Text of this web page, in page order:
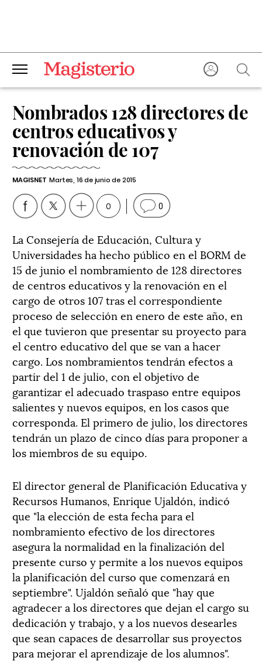
Nombrados 128 directores de
centros educativos y
renovación de 107
MAGISNET Martes, 16 de junio de 2015
0 0
La Consejería de Educación, Cultura y
Universidades ha hecho público en el BORM de
15 de junio el nombramiento de 128 directores
de centros educativos y la renovación en el
cargo de otros 107 tras el correspondiente
proceso de selección en enero de este año, en
el que tuvieron que presentar su proyecto para
el centro educativo del que se van a hacer
cargo. Los nombramientos tendrán efectos a
partir del 1 de julio, con el objetivo de
garantizar el adecuado traspaso entre equipos
salientes y nuevos equipos, en los casos que
corresponda. El primero de julio, los directores
tendrán un plazo de cinco días para proponer a
los miembros de su equipo.
El director general de Planificación Educativa y
Recursos Humanos, Enrique Ujaldón, indicó
que "la elección de esta fecha para el
nombramiento efectivo de los directores
asegura la normalidad en la finalización del
presente curso y permite a los nuevos equipos
la planificación del curso que comenzará en
septiembre". Ujaldón señaló que "hay que
agradecer a los directores que dejan el cargo su
dedicación y trabajo, y a los nuevos desearles
que sean capaces de desarrollar sus proyectos
para mejorar el aprendizaje de los alumnos".